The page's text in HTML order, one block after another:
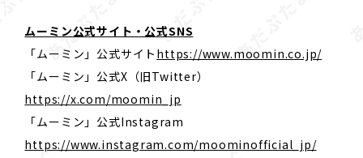
ムーミン公式サイト・公式SNS
「ムーミン」公式サイト https://www.moomin.co.jp/
「ムーミン」公式X（旧Twitter）
https://x.com/moomin_jp
「ムーミン」公式Instagram
https://www.instagram.com/moominofficial_jp/